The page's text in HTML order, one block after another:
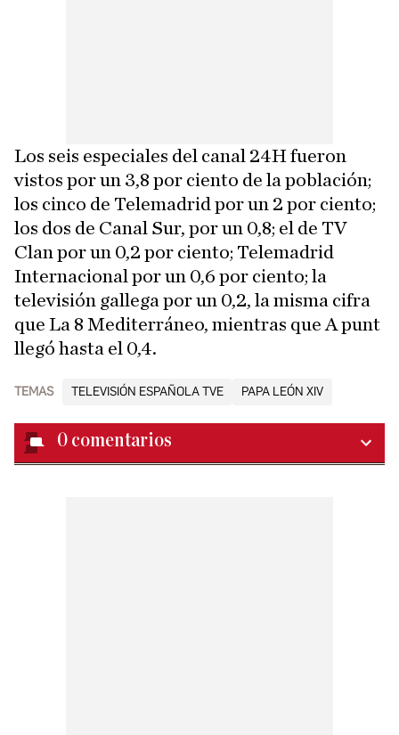
Los seis especiales del canal 24H fueron
vistos por un 3,8 por ciento de la población;
los cinco de Telemadrid por un 2 por ciento;
los dos de Canal Sur, por un 0,8; el de TV
Clan por un 0,2 por ciento; Telemadrid
Internacional por un 0,6 por ciento; la
televisión gallega por un 0,2, la misma cifra
que La 8 Mediterráneo, mientras que A punt
llegó hasta el 0,4.
TEMAS TELEVISIÓN ESPAÑOLA TVE PAPA LEÓN XIV
0 comentarios